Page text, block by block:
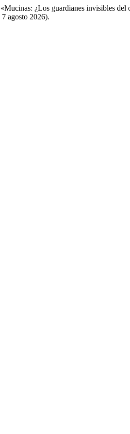
¿Los guardianes invisibles del
agosto 2026).